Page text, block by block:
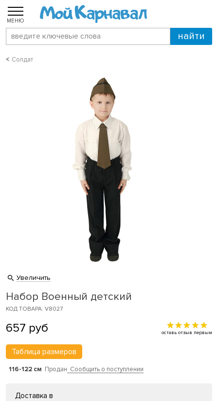
МЕНЮ
Солдат
Увеличить
Набор Военный детский
КОД ТОВАРА: V8027
657 руб оставь отзыв первым
Таблица размеров
116-122 см Продан Сообщить о поступлении
Доставка в